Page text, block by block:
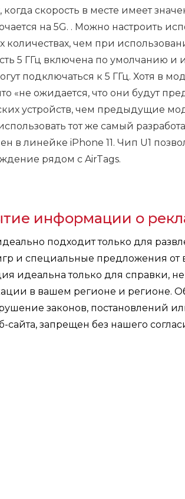
когда скорость в месте имеет
на 5G. . Можно настроить
количествах, чем при
5 ГГц включена по умолчанию и
подключаться к 5 ГГц. Хотя в
«не ожидается, что они будут
устройств, чем предыдущие
тот же самый
в линейке iPhone 11. Чип U1
рядом с AirTags.
информации о
подходит только для
и специальные предложения
идеальна только для справки,
в вашем регионе и регионе.
законов, постановлений
сайта, запрещен без нашего